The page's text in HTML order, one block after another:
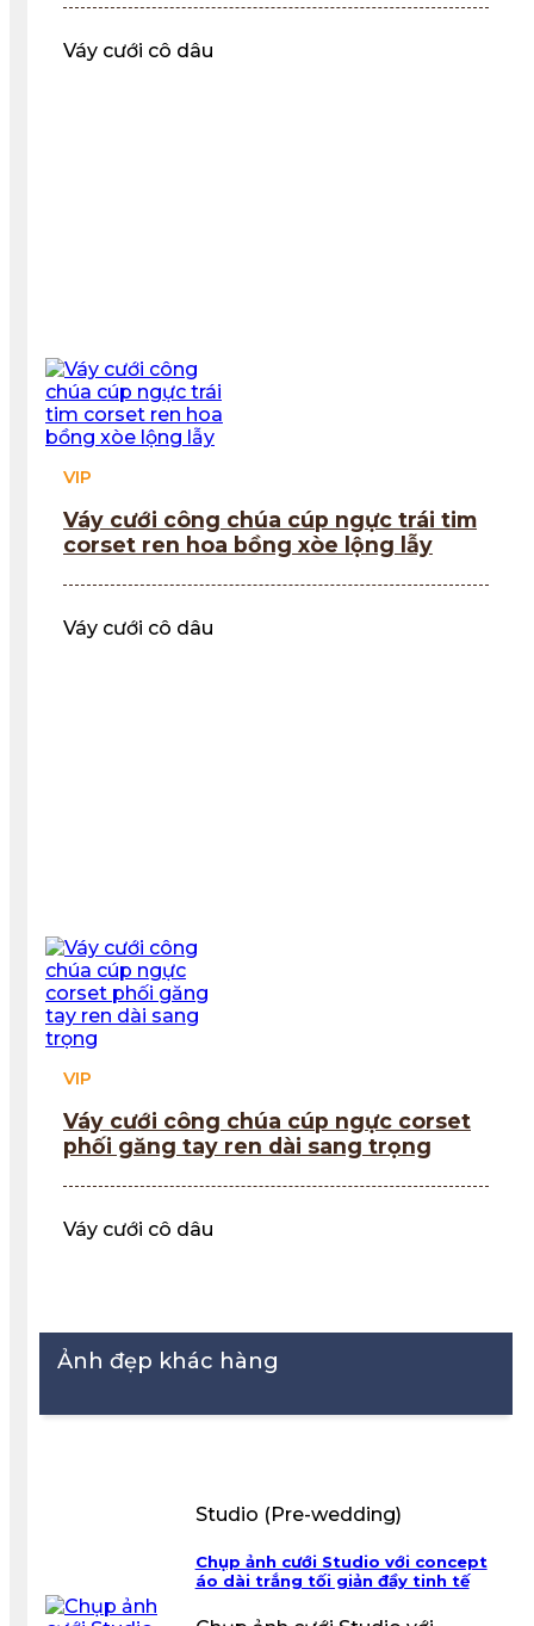
Váy cưới cô dâu
VIP
Váy cưới công chúa cúp ngực trái tim
corset ren hoa bồng xòe lộng lẫy
Váy cưới cô dâu
VIP
Váy cưới công chúa cúp ngực corset
phối găng tay ren dài sang trọng
Váy cưới cô dâu
Ảnh đẹp khác hàng
Studio (Pre-wedding)
Chụp ảnh cưới Studio với concept
áo dài trắng tối giản đầy tinh tế